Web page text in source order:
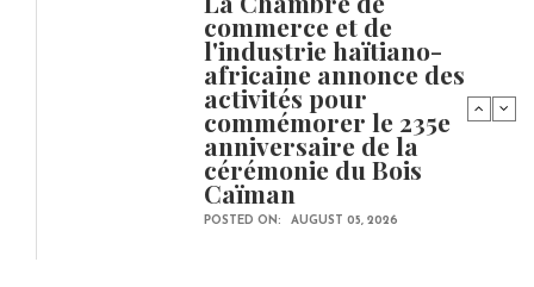
commerce et de
l'industrie haïtiano-
africaine annonce des
activités pour
commémorer le 235e
anniversaire de la
cérémonie du Bois
Caïman
POSTED ON: AUGUST 05, 2026